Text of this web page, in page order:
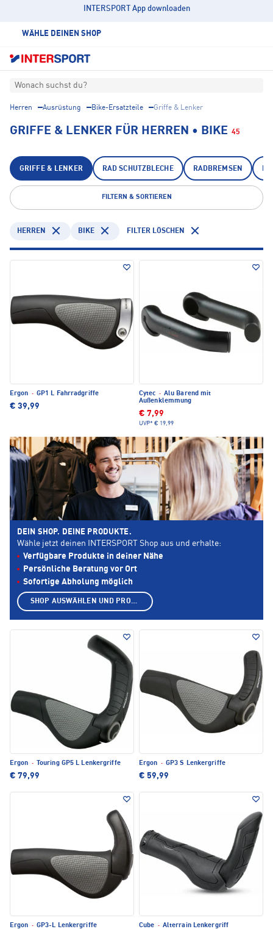
INTERSPORT App downloaden
WÄHLE DEINEN SHOP
Wonach suchst du?
Herren Ausrüstung Bike-Ersatzteile Griffe & Lenker
GRIFFE & LENKER FÜR HERREN • BIKE 45
GRIFFE & LENKER RAD SCHUTZBLECHE RADBREMSEN
FILTERN & SORTIEREN
HERREN BIKE FILTER LÖSCHEN
Ergon · GP1 L Fahrradgriffe
€ 39,99
Cytec · Alu Barend mit
Außenklemmung
€ 7,99
UVP* € 19,99
Ergon · Touring GP5 L Lenkergriffe
€ 79,99
Ergon · GP3 S Lenkergriffe
€ 59,99
Ergon · GP3-L Lenkergriffe Cube · Alterrain Lenkergriff
DEIN SHOP. DEINE PRODUKTE.
Wähle jetzt deinen INTERSPORT Shop aus und erhalte:
Verfügbare Produkte in deiner Nähe
Persönliche Beratung vor Ort
Sofortige Abholung möglich
SHOP AUSWÄHLEN UND PRODUKTE ANZEIGEN